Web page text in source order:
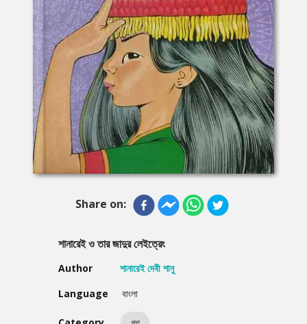
Share on:
শানারেই ও তার জাদুর লেইত্রেং
Author
শানারেই দেবী শানু
Language
বাংলা